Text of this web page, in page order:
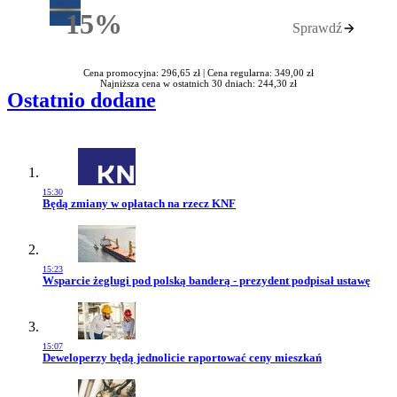
15%Rabatu Sprawdź
Cena promocyjna: 296,65 zł | Cena regularna: 349,00 zł
Najniższa cena w ostatnich 30 dniach: 244,30 zł
Ostatnio dodane
15:30
Przejdź do artykułu:
Będą zmiany w opłatach na rzecz KNF
15:23
Przejdź do artykułu:
Wsparcie żeglugi pod polską banderą - prezydent podpisał ustawę
15:07
Przejdź do artykułu:
Deweloperzy będą jednolicie raportować ceny mieszkań